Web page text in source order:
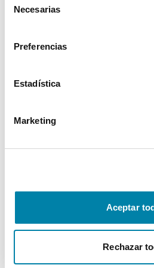
Necesarias
Preferencias
Estadística
Marketing
Aceptar
Rechazar
Seguridad
Multimedia
Confort
Más de 3.500